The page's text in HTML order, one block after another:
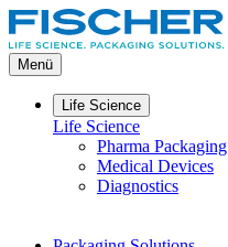
Direkt
zum
Inhalt
Menü
Life Science
Life Science
Pharma Packaging
Medical Devices
Diagnostics